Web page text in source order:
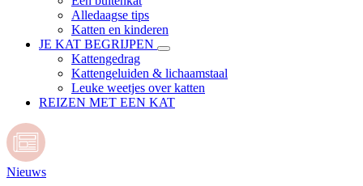
Alledaagse tips
Katten en kinderen
JE KAT BEGRIJPEN
Kattengedrag
Kattengeluiden & lichaamstaal
Leuke weetjes over katten
REIZEN MET EEN KAT
Nieuws